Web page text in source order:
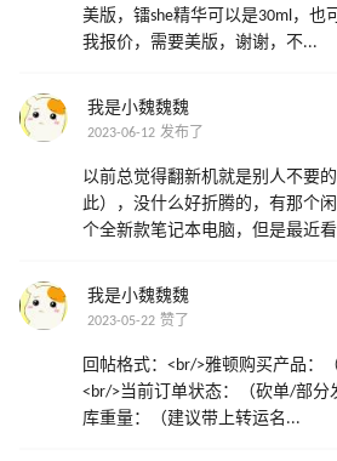
美版，镭she精华可以是30ml，也
我报价，需要美版，谢谢，不...
我是小魏魏魏
2023-06-12 发布了
以前总觉得翻新机就是别人不要
此），没什么好折腾的，有那个
个全新款笔记本电脑，但是最近
我是小魏魏魏
2023-05-22 赞了
回帖格式：<br/>雅顿购买产品：
<br/>当前订单状态：（砍单/部分
库重量：（建议带上转运名...